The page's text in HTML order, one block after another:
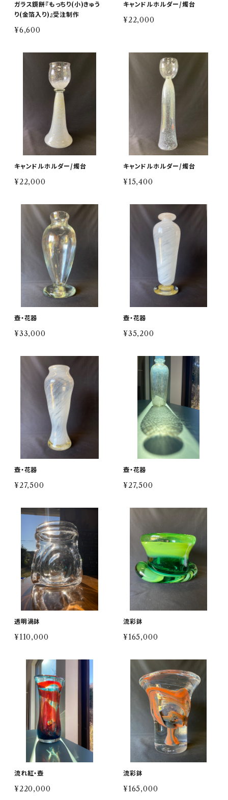
ガラス鏡餅『もっちり(小)きゅう
り(金箔入り)』受注制作
¥6,600
キャンドルホルダー/燭台
¥22,000
キャンドルホルダー/燭台
¥22,000
キャンドルホルダー/燭台
¥15,400
壺・花器
¥33,000
壺・花器
¥35,200
壺・花器
¥27,500
壺・花器
¥27,500
透明渦鉢
¥110,000
流彩鉢
¥165,000
流れ紅・壺
¥220,000
流彩鉢
¥165,000